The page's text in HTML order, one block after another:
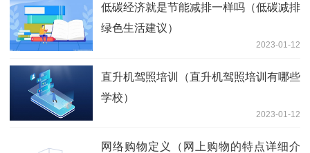
低碳经济就是节能减排一样吗（低碳减排
绿色生活建议）
2023-01-12
直升机驾照培训（直升机驾照培训有哪些
学校）
2023-01-12
网络购物定义（网上购物的特点详细介